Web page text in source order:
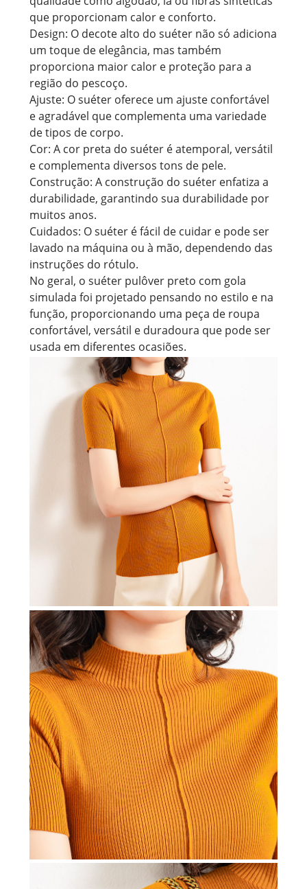
que proporcionam calor e conforto.
Design: O decote alto do suéter não só adiciona
um toque de elegância, mas também
proporciona maior calor e proteção para a
região do pescoço.
Ajuste: O suéter oferece um ajuste confortável
e agradável que complementa uma variedade
de tipos de corpo.
Cor: A cor preta do suéter é atemporal, versátil
e complementa diversos tons de pele.
Construção: A construção do suéter enfatiza a
durabilidade, garantindo sua durabilidade por
muitos anos.
Cuidados: O suéter é fácil de cuidar e pode ser
lavado na máquina ou à mão, dependendo das
instruções do rótulo.
No geral, o suéter pulôver preto com gola
simulada foi projetado pensando no estilo e na
função, proporcionando uma peça de roupa
confortável, versátil e duradoura que pode ser
usada em diferentes ocasiões.